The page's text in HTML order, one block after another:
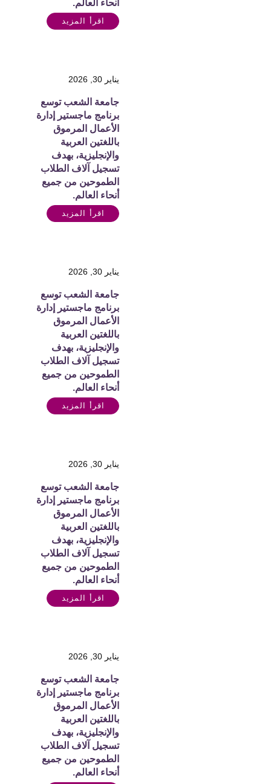
أنحاء العالم.
اقرأ المزيد
يناير 30, 2026
جامعة الشعب توسع
برنامج ماجستير إدارة
الأعمال المرموق
باللغتين العربية
والإنجليزية، بهدف
تسجيل آلاف الطلاب
الطموحين من جميع
أنحاء العالم.
اقرأ المزيد
يناير 30, 2026
جامعة الشعب توسع
برنامج ماجستير إدارة
الأعمال المرموق
باللغتين العربية
والإنجليزية، بهدف
تسجيل آلاف الطلاب
الطموحين من جميع
أنحاء العالم.
اقرأ المزيد
يناير 30, 2026
جامعة الشعب توسع
برنامج ماجستير إدارة
الأعمال المرموق
باللغتين العربية
والإنجليزية، بهدف
تسجيل آلاف الطلاب
الطموحين من جميع
أنحاء العالم.
اقرأ المزيد
يناير 30, 2026
جامعة الشعب توسع
برنامج ماجستير إدارة
الأعمال المرموق
باللغتين العربية
والإنجليزية، بهدف
تسجيل آلاف الطلاب
الطموحين من جميع
أنحاء العالم.